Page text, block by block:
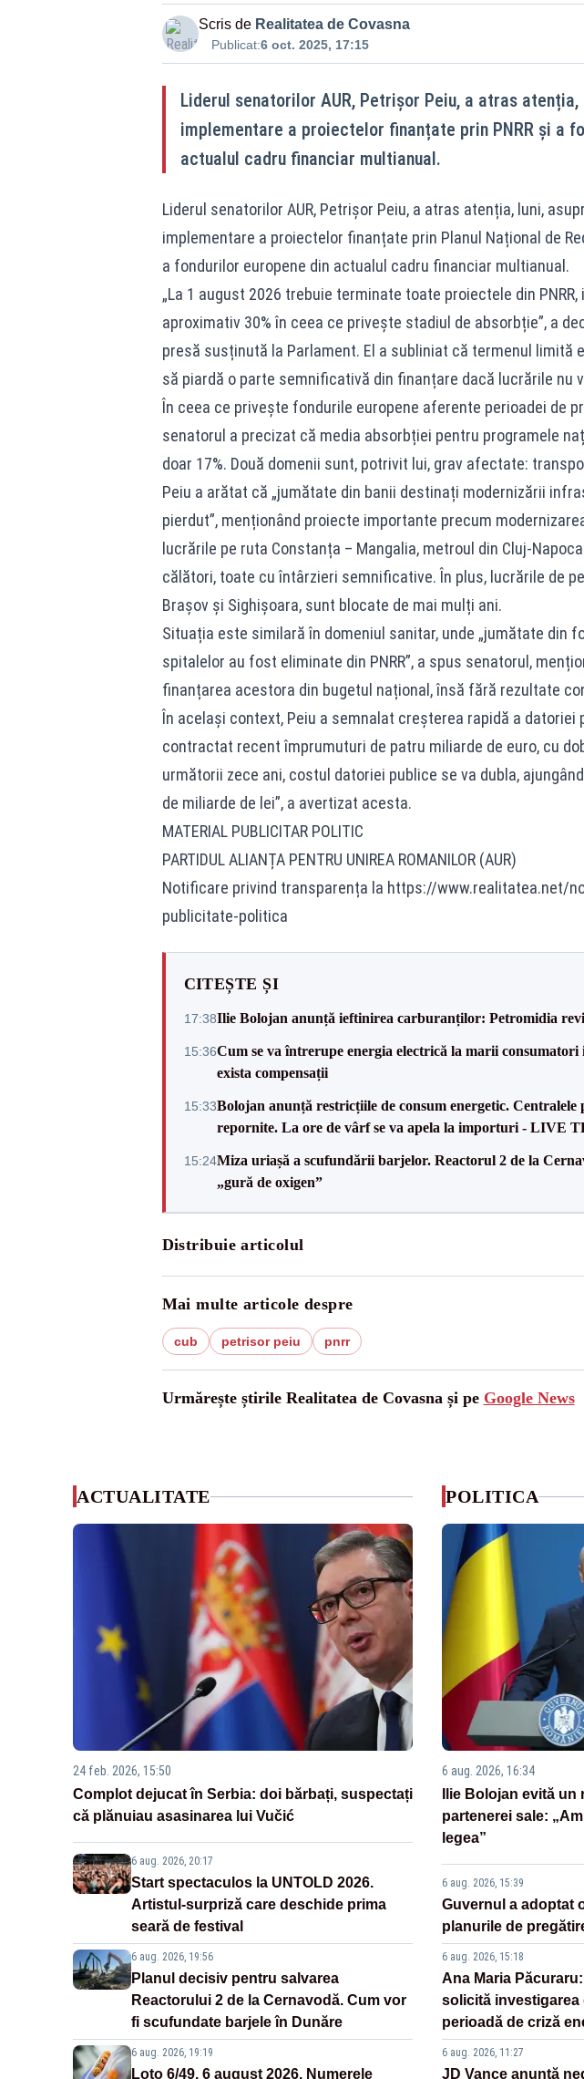
Scris de Realitatea de Covasna
Publicat:6 oct. 2025, 17:15
Liderul senatorilor AUR, Petrișor Peiu, a atras
implementare a proiectelor finanțate prin PNRR și a
actualul cadru financiar multianual.
Liderul senatorilor AUR, Petrișor Peiu, a atras atenția, luni,
implementare a proiectelor finanțate prin Planul Național de
a fondurilor europene din actualul cadru financiar multianual.
„La 1 august 2026 trebuie terminate toate proiectele din
aproximativ 30% în ceea ce privește stadiul de absorbție”, a
presă susținută la Parlament. El a subliniat că termenul limită
să piardă o parte semnificativă din finanțare dacă lucrările nu
În ceea ce privește fondurile europene aferente perioadei de
senatorul a precizat că media absorbției pentru programele
doar 17%. Două domenii sunt, potrivit lui, grav afectate:
Peiu a arătat că „jumătate din banii destinați modernizării
pierdut”, menționând proiecte importante precum
lucrările pe ruta Constanța – Mangalia, metroul din Cluj-
călători, toate cu întârzieri semnificative. În plus, lucrările de
Brașov și Sighișoara, sunt blocate de mai mulți ani.
Situația este similară în domeniul sanitar, unde „jumătate din
spitalelor au fost eliminate din PNRR”, a spus senatorul,
finanțarea acestora din bugetul național, însă fără rezultate
În același context, Peiu a semnalat creșterea rapidă a datoriei
contractat recent împrumuturi de patru miliarde de euro, cu
următorii zece ani, costul datoriei publice se va dubla,
de miliarde de lei”, a avertizat acesta.
MATERIAL PUBLICITAR POLITIC
PARTIDUL ALIANȚA PENTRU UNIREA ROMANILOR (AUR)
Notificare privind transparența la https://www.realitatea.net/
publicitate-politica
CITEȘTE ȘI
17:38Ilie Bolojan anunță ieftinirea carburanților: Petromidia
15:36Cum se va întrerupe energia electrică la marii
exista compensații
15:33Bolojan anunță restricțiile de consum energetic. Centralele
repornite. La ore de vârf se va apela la importuri - LIVE
15:24Miza uriașă a scufundării barjelor. Reactorul 2 de la
„gură de oxigen”
Distribuie articolul
Mai multe articole despre
cub petrisor peiu pnrr
Urmărește știrile Realitatea de Covasna și pe Google News
ACTUALITATE
24 feb. 2026, 15:50
Complot dejucat în Serbia: doi bărbați, suspectați
că plănuiau asasinarea lui Vučić
6 aug. 2026, 20:17
Start spectaculos la UNTOLD 2026.
Artistul-surpriză care deschide prima
seară de festival
6 aug. 2026, 19:56
Planul decisiv pentru salvarea
Reactorului 2 de la Cernavodă. Cum vor
fi scufundate barjele în Dunăre
6 aug. 2026, 19:19
Loto 6/49, 6 august 2026. Numerele
POLITICA
6 aug. 2026, 16:34
Ilie Bolojan evită
partenerei sale:
legea”
6 aug. 2026, 15:39
Guvernul a adoptat
planurile de
6 aug. 2026, 15:18
Ana Maria
solicită investigarea
perioadă de criză
6 aug. 2026, 11:27
JD Vance anunță